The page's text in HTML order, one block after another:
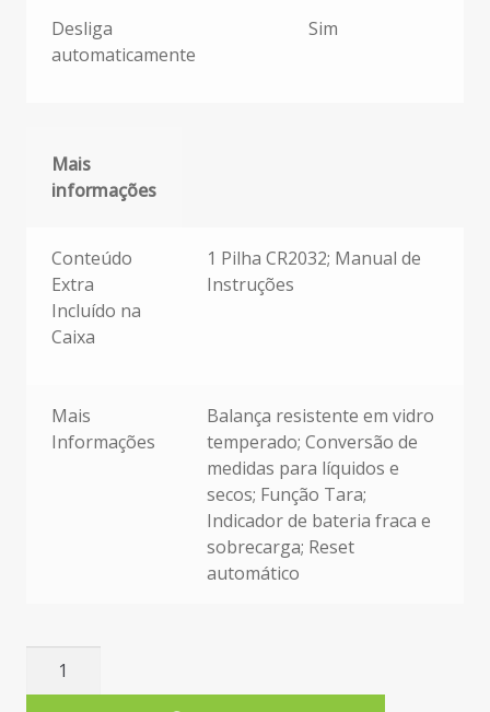
Desliga
automaticamente
Sim
Mais
informações
Conteúdo
Extra
Incluído na
Caixa
1 Pilha CR2032; Manual de
Instruções
Mais
Informações
Balança resistente em vidro
temperado; Conversão de
medidas para líquidos e
secos; Função Tara;
Indicador de bateria fraca e
sobrecarga; Reset
automático
Quantidade